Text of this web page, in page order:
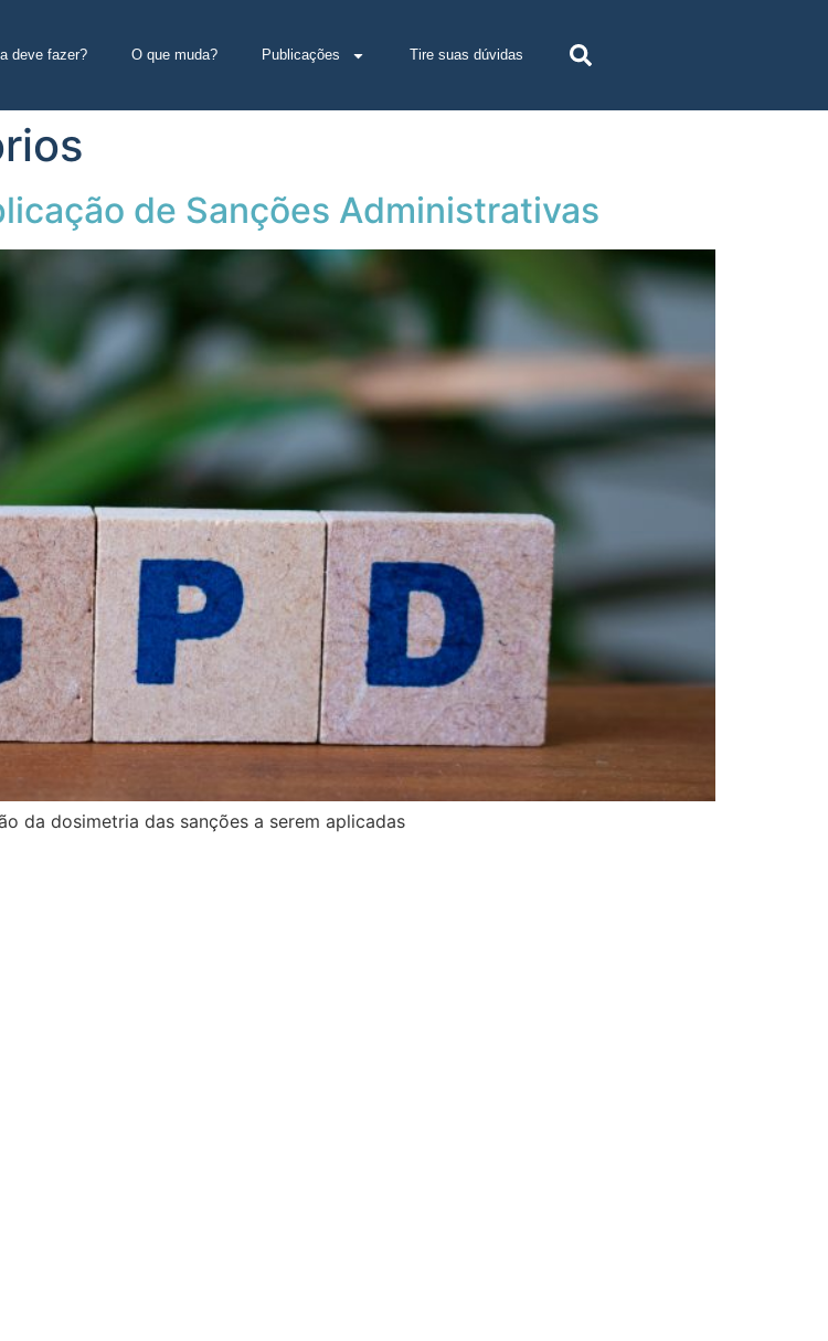
deve fazer? O que muda? Publicações Tire suas dúvidas
de Sanções Administrativas
da dosimetria das sanções a serem aplicadas